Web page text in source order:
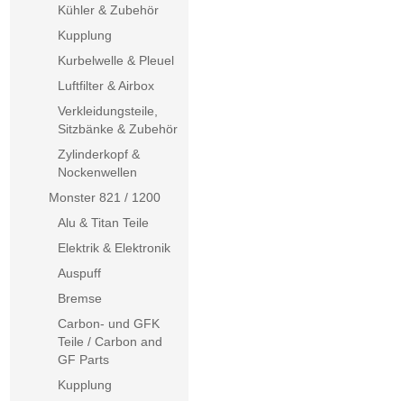
Kühler & Zubehör
Kupplung
Kurbelwelle & Pleuel
Luftfilter & Airbox
Verkleidungsteile,
Sitzbänke & Zubehör
Zylinderkopf &
Nockenwellen
Monster 821 / 1200
Alu & Titan Teile
Elektrik & Elektronik
Auspuff
Bremse
Carbon- und GFK
Teile / Carbon and
GF Parts
Kupplung